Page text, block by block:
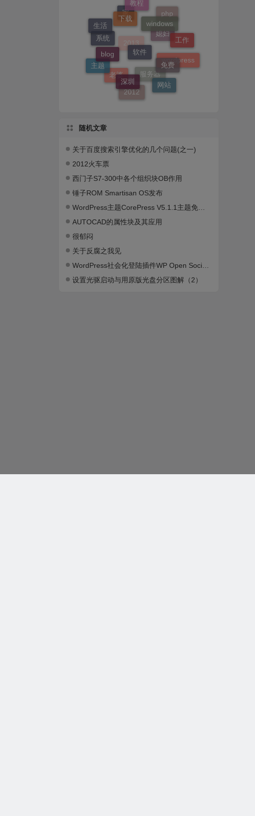
家
教程
php
2013
系统
生活
下载
windows
工作
wordpress
服务器
老婆
主题
blog
免费
网站
2012
深圳
随机文章
关于百度搜索引擎优化的几个问题(之一)
2012火车票
西门子S7-300中各个组织块OB作用
锤子ROM Smartisan OS发布
WordPress主题CorePress V5.1.1主题免费下载
AUTOCAD的属性块及其应用
很郁闷
关于反腐之我见
WordPress社会化登陆插件WP Open Social免费下载（已测试）
设置光驱启动与用原版光盘分区图解（2）